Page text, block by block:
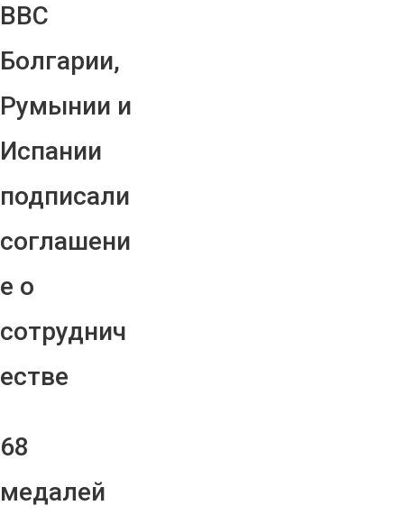
ВВС
Болгарии,
Румынии и
Испании
подписали
соглашени
е о
сотруднич
естве
68
медалей